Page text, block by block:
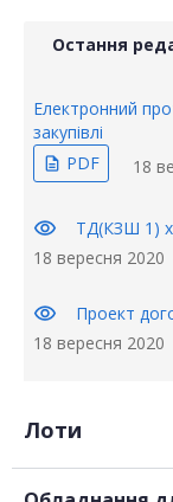
Остання
Електронний
закупівлі
description PDF 18
visibility
ТД(КЗШ 1)
18 вересня 2020
visibility
Проект
18 вересня 2020
Лоти